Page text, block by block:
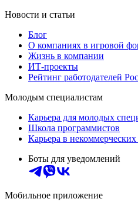
Новости и статьи
Блог
О компаниях в игровой
Жизнь в компании
ИТ-проекты
Рейтинг работодателей
Молодым специалистам
Карьера для молодых
Школа программистов
Карьера в
Боты для уведомлений
Мобильное приложение